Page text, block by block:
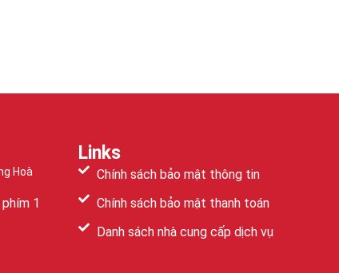
Hoà
1
Links
Chính sách bảo mật thông tin
Chính sách bảo mật thanh toán
Danh sách nhà cung cấp dịch vụ